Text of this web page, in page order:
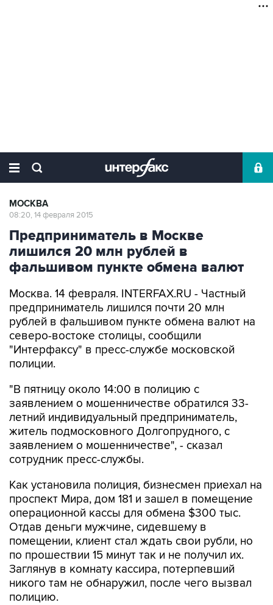
МОСКВА
08:20, 14 февраля 2015
Предприниматель в Москве
лишился 20 млн рублей в
фальшивом пункте обмена валют
Москва. 14 февраля. INTERFAX.RU - Частный
предприниматель лишился почти 20 млн
рублей в фальшивом пункте обмена валют на
северо-востоке столицы, сообщили
"Интерфаксу" в пресс-службе московской
полиции.
"В пятницу около 14:00 в полицию с
заявлением о мошенничестве обратился 33-
летний индивидуальный предприниматель,
житель подмосковного Долгопрудного, с
заявлением о мошенничестве", - сказал
сотрудник пресс-службы.
Как установила полиция, бизнесмен приехал на
проспект Мира, дом 181 и зашел в помещение
операционной кассы для обмена $300 тыс.
Отдав деньги мужчине, сидевшему в
помещении, клиент стал ждать свои рубли, но
по прошествии 15 минут так и не получил их.
Заглянув в комнату кассира, потерпевший
никого там не обнаружил, после чего вызвал
полицию.